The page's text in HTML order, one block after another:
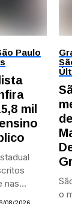
Paulo
mil
nas
o